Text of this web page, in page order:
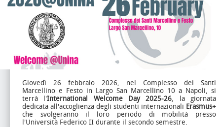
Giovedì 26 febbraio 2026, nel Complesso dei Santi
Marcellino e Festo in Largo San Marcellino 10 a Napoli, si
terrà l'International Welcome Day 2025-26, la giornata
dedicata all'accoglienza degli studenti internazionali Erasmus+
che svolgeranno il loro periodo di mobilità presso
l'Università Federico II durante il secondo semestre.